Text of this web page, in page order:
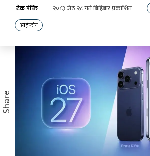
टेक पंक्ति २०८३ जेठ २८ गते बिहिबार प्रकाशित
आईफोन